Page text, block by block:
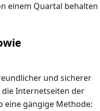
einem Quartal behalten
und sicherer
Internetseiten der
eine gängige Methode: